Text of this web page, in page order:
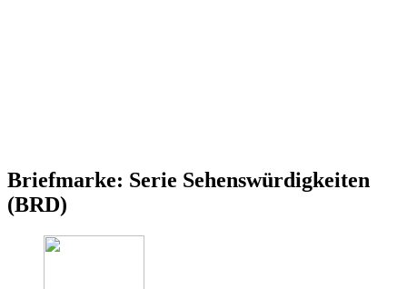
Briefmarke: Serie Sehenswürdigkeiten
(BRD)